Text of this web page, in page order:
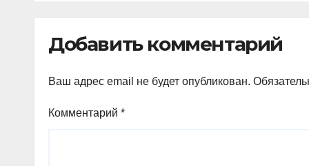
Добавить комментарий
Ваш адрес email не будет опубликован.
Комментарий *